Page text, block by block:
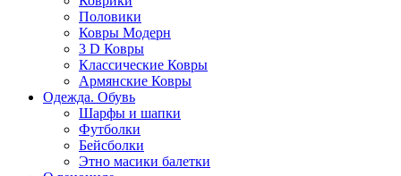
Половики
Ковры Модерн
3 D Ковры
Классические Ковры
Армянские Ковры
Одежда. Обувь
Шарфы и шапки
Футболки
Бейсболки
Этно масики балетки